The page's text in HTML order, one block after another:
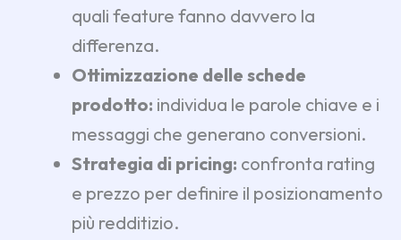
quali feature fanno davvero la
differenza.
Ottimizzazione delle schede
prodotto: individua le parole chiave e i
messaggi che generano conversioni.
Strategia di pricing: confronta rating
e prezzo per definire il posizionamento
più redditizio.